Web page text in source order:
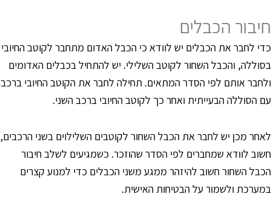
הכבלים
לחבר את הכבלים יש לוודא כי הכבל האדום מתחבר לקוטב החיובי
והכבל השחור לקוטב השלילי. יש להתחיל בכבלים האדומים
אותם לפי הסדר המתאים. תחילה לחבר את הקוטב החיובי ברכב
הסוללה הבעייתית ואחר כך לקוטב החיובי ברכב השני.
מכן יש לחבר את הכבל השחור לקוטבים השלילוים בשני הרכבים,
לוודא שמחברים לפי הסדר שהוזכר. כשמגיעים לשלב חיבור
השחור חשוב להיזהר ממגע משני הכבלים כדי למנוע קצרים
ולשמור על הבטיחות האישית.